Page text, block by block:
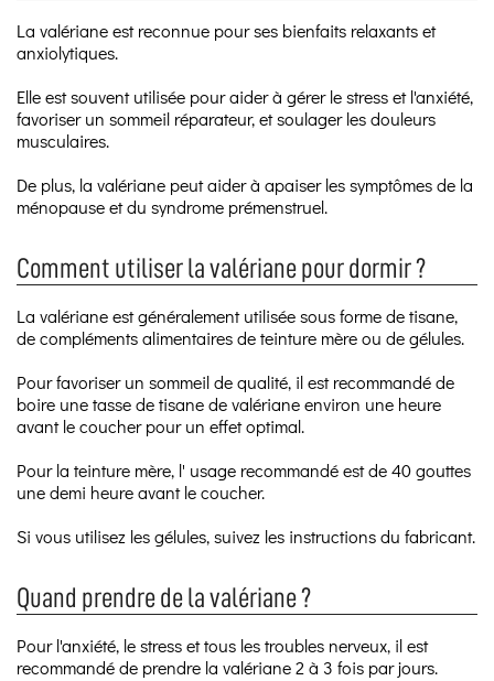
La valériane est reconnue pour ses bienfaits relaxants et
anxiolytiques.
Elle est souvent utilisée pour aider à gérer le stress et l'anxiété,
favoriser un sommeil réparateur, et soulager les douleurs
musculaires.
De plus, la valériane peut aider à apaiser les symptômes de la
ménopause et du syndrome prémenstruel.
Comment utiliser la valériane pour dormir ?
La valériane est généralement utilisée sous forme de tisane,
de compléments alimentaires de teinture mère ou de gélules.
Pour favoriser un sommeil de qualité, il est recommandé de
boire une tasse de tisane de valériane environ une heure
avant le coucher pour un effet optimal.
Pour la teinture mère, l' usage recommandé est de 40 gouttes
une demi heure avant le coucher.
Si vous utilisez les gélules, suivez les instructions du fabricant.
Quand prendre de la valériane ?
Pour l'anxiété, le stress et tous les troubles nerveux, il est
recommandé de prendre la valériane 2 à 3 fois par jours.